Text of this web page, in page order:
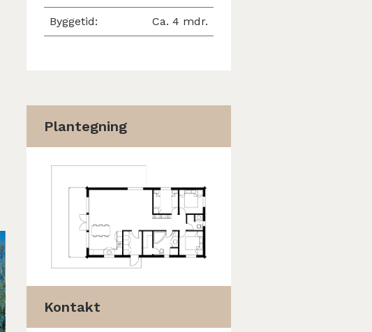
Byggetid: Ca. 4 mdr.
Plantegning
Kontakt